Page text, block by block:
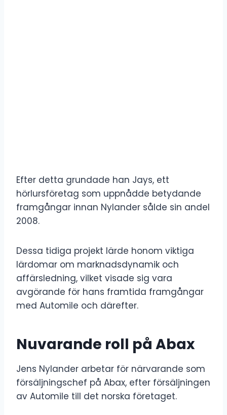
Efter detta grundade han Jays, ett
hörlursföretag som uppnådde betydande
framgångar innan Nylander sålde sin andel
2008.
Dessa tidiga projekt lärde honom viktiga
lärdomar om marknadsdynamik och
affärsledning, vilket visade sig vara
avgörande för hans framtida framgångar
med Automile och därefter.
Nuvarande roll på Abax
Jens Nylander arbetar för närvarande som
försäljningschef på Abax, efter försäljningen
av Automile till det norska företaget.